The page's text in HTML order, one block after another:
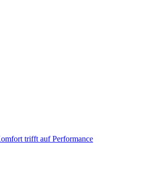
trifft auf Performance